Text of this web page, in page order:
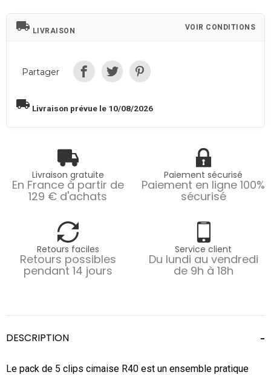
local_shipping LIVRAISON VOIR CONDITIONS
Partager
local_shipping Livraison prévue le 10/08/2026
Livraison gratuite
En France à partir de
129 € d'achats
Paiement sécurisé
Paiement en ligne 100%
sécurisé
Retours faciles
Retours possibles
pendant 14 jours
Service client
Du lundi au vendredi
de 9h à 18h
DESCRIPTION
Le pack de 5 clips cimaise R40 est un ensemble pratique